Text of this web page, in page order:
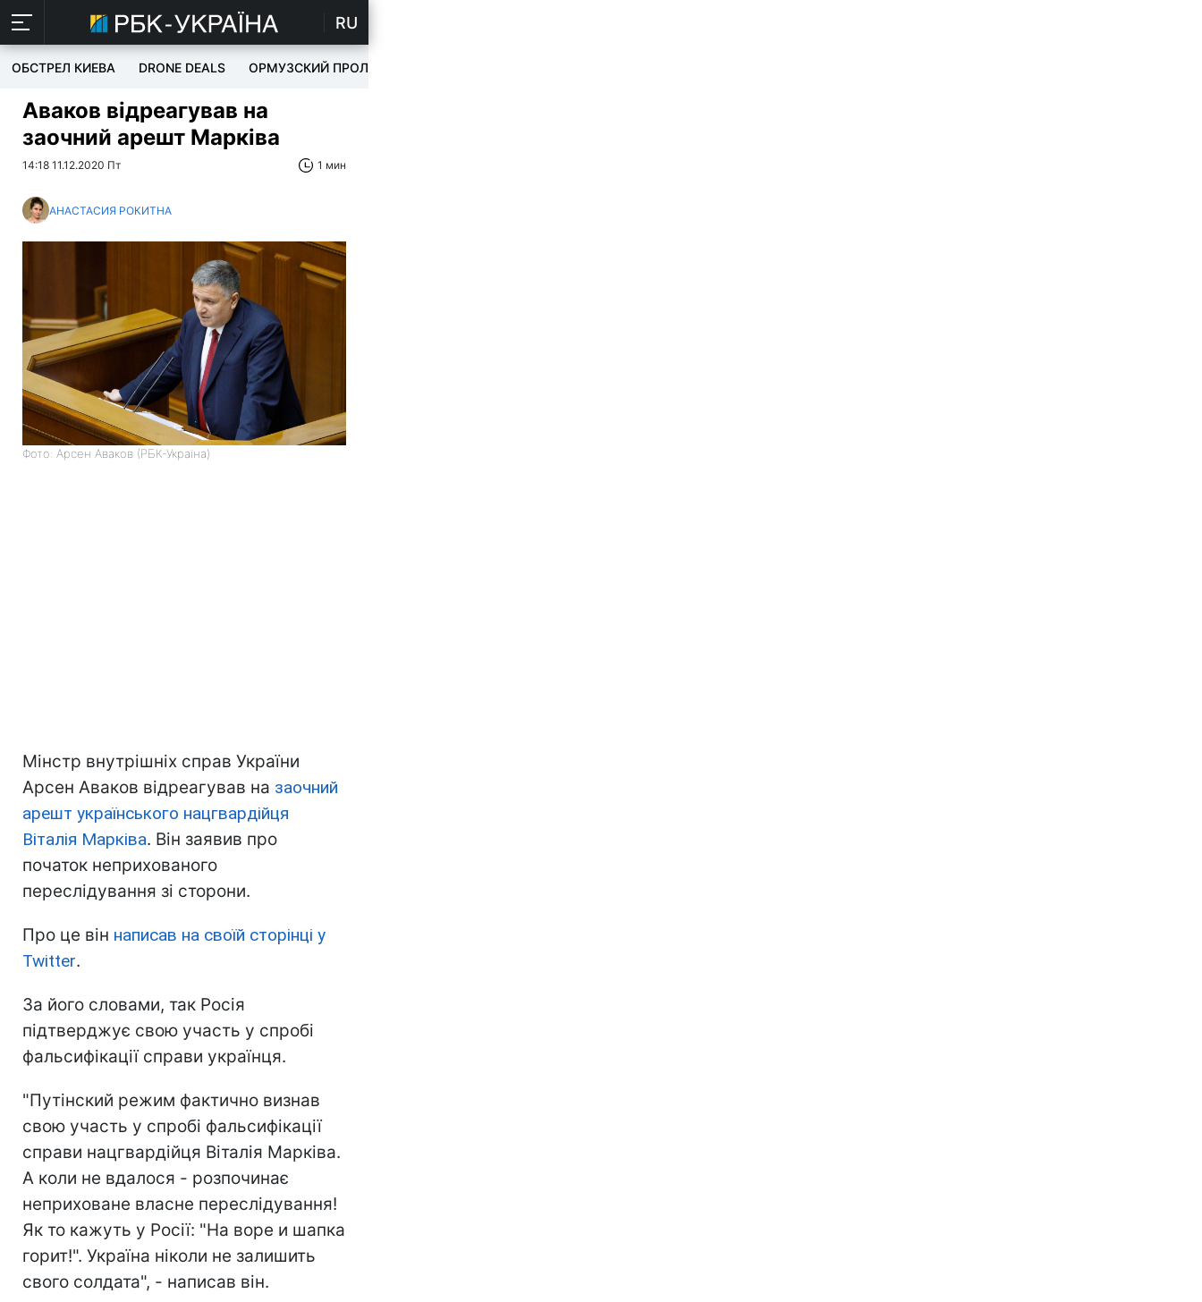
RU
ОБСТРЕЛ КИЕВА DRONE DEALS ОРМУЗСКИЙ ПРОЛИВ
Аваков відреагував на
заочний арешт Марківа
14:18 11.12.2020 Пт 1 мин
АНАСТАСИЯ РОКИТНА
Фото: Арсен Аваков (РБК-Україна)
Мінстр внутрішніх справ України
Арсен Аваков відреагував на заочний
арешт українського нацгвардійця
Віталія Марківа. Він заявив про
початок неприхованого
переслідування зі сторони.
Про це він написав на своїй сторінці у
Twitter.
За його словами, так Росія
підтверджує свою участь у спробі
фальсифікації справи українця.
"Путінский режим фактично визнав
свою участь у спробі фальсифікації
справи нацгвардійця Віталія Марківа.
А коли не вдалося - розпочинає
неприховане власне переслідування!
Як то кажуть у Росії: "На воре и шапка
горит!". Україна ніколи не залишить
свого солдата", - написав він.